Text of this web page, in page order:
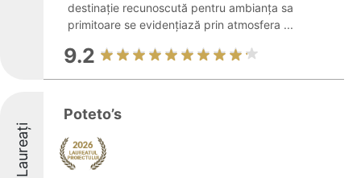
destinație recunoscută pentru ambianța sa
primitoare se evidențiază prin atmosfera ...
9.2
Laureați
Poteto’s